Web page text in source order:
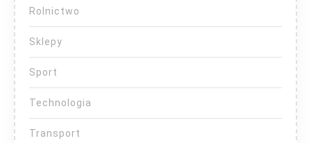
Rolnictwo
Sklepy
Sport
Technologia
Transport